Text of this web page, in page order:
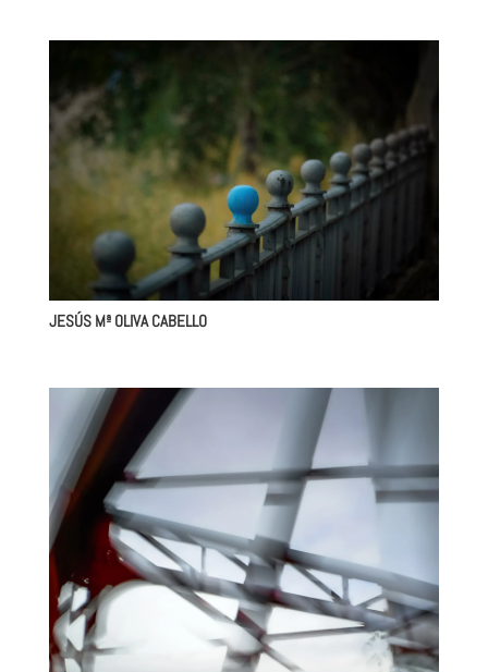
JESÚS Mª OLIVA CABELLO